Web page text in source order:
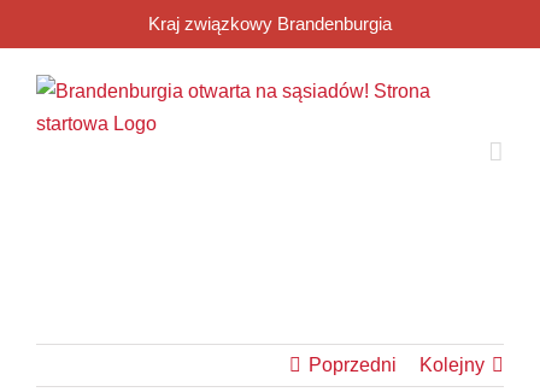
do
zawartości
Kraj związkowy Brandenburgia
Poprzedni Kolejny